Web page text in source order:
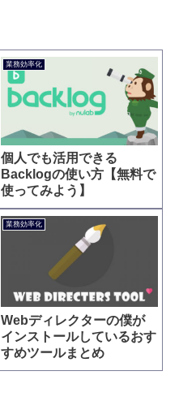
業務効率化
個人でも活用できる
Backlogの使い方【無料で
使ってみよう】
業務効率化
Webディレクターの僕が
インストールしているおす
すめツールまとめ